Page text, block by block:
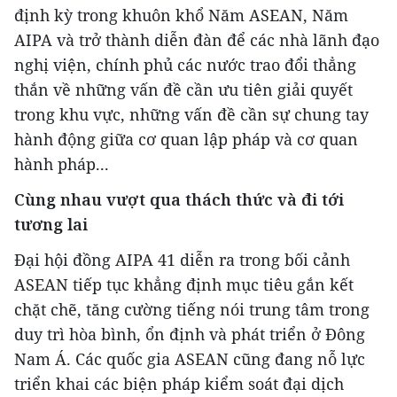
định kỳ trong khuôn khổ Năm ASEAN, Năm
AIPA và trở thành diễn đàn để các nhà lãnh đạo
nghị viện, chính phủ các nước trao đổi thẳng
thắn về những vấn đề cần ưu tiên giải quyết
trong khu vực, những vấn đề cần sự chung tay
hành động giữa cơ quan lập pháp và cơ quan
hành pháp...
Cùng nhau vượt qua thách thức và đi tới
tương lai
Đại hội đồng AIPA 41 diễn ra trong bối cảnh
ASEAN tiếp tục khẳng định mục tiêu gắn kết
chặt chẽ, tăng cường tiếng nói trung tâm trong
duy trì hòa bình, ổn định và phát triển ở Đông
Nam Á. Các quốc gia ASEAN cũng đang nỗ lực
triển khai các biện pháp kiểm soát đại dịch